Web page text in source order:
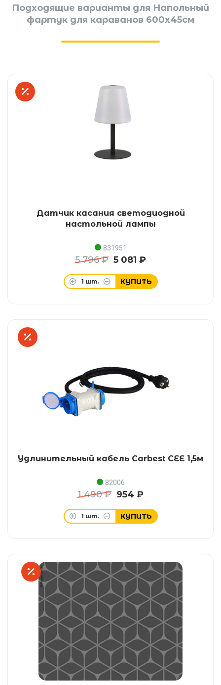
Подходящие варианты для Напольный
фартук для караванов 600х45см
Датчик касания светодиодной
настольной лампы
831951
5 796 ₽ 5 081 ₽
1 шт. КУПИТЬ
Удлинительный кабель Carbest CEE 1,5м
82006
1 490 ₽ 954 ₽
1 шт. КУПИТЬ